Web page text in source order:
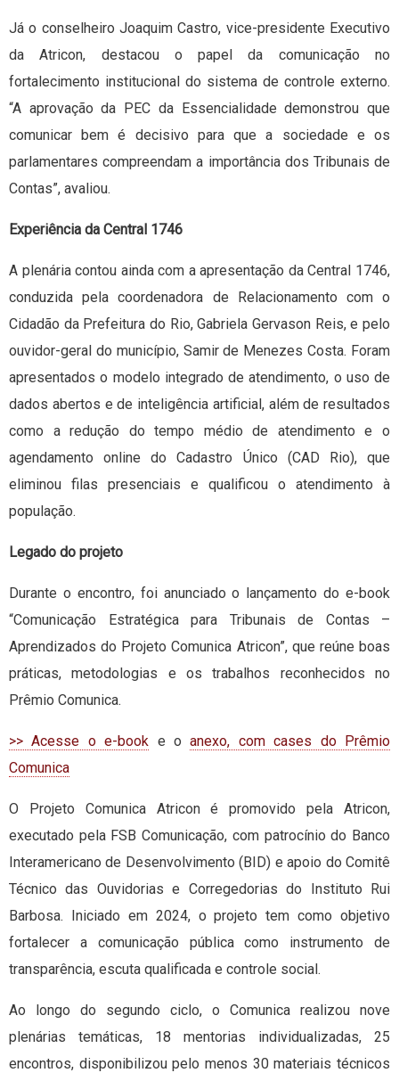
Já o conselheiro Joaquim Castro, vice-presidente Executivo
da Atricon, destacou o papel da comunicação no
fortalecimento institucional do sistema de controle externo.
“A aprovação da PEC da Essencialidade demonstrou que
comunicar bem é decisivo para que a sociedade e os
parlamentares compreendam a importância dos Tribunais de
Contas”, avaliou.
Experiência da Central 1746
A plenária contou ainda com a apresentação da Central 1746,
conduzida pela coordenadora de Relacionamento com o
Cidadão da Prefeitura do Rio, Gabriela Gervason Reis, e pelo
ouvidor-geral do município, Samir de Menezes Costa. Foram
apresentados o modelo integrado de atendimento, o uso de
dados abertos e de inteligência artificial, além de resultados
como a redução do tempo médio de atendimento e o
agendamento online do Cadastro Único (CAD Rio), que
eliminou filas presenciais e qualificou o atendimento à
população.
Legado do projeto
Durante o encontro, foi anunciado o lançamento do e-book
“Comunicação Estratégica para Tribunais de Contas –
Aprendizados do Projeto Comunica Atricon”, que reúne boas
práticas, metodologias e os trabalhos reconhecidos no
Prêmio Comunica.
>> Acesse o e-book e oanexo, com cases do Prêmio
Comunica
O Projeto Comunica Atricon é promovido pela Atricon,
executado pela FSB Comunicação, com patrocínio do Banco
Interamericano de Desenvolvimento (BID) e apoio do Comitê
Técnico das Ouvidorias e Corregedorias do Instituto Rui
Barbosa. Iniciado em 2024, o projeto tem como objetivo
fortalecer a comunicação pública como instrumento de
transparência, escuta qualificada e controle social.
Ao longo do segundo ciclo, o Comunica realizou nove
plenárias temáticas, 18 mentorias individualizadas, 25
encontros, disponibilizou pelo menos 30 materiais técnicos